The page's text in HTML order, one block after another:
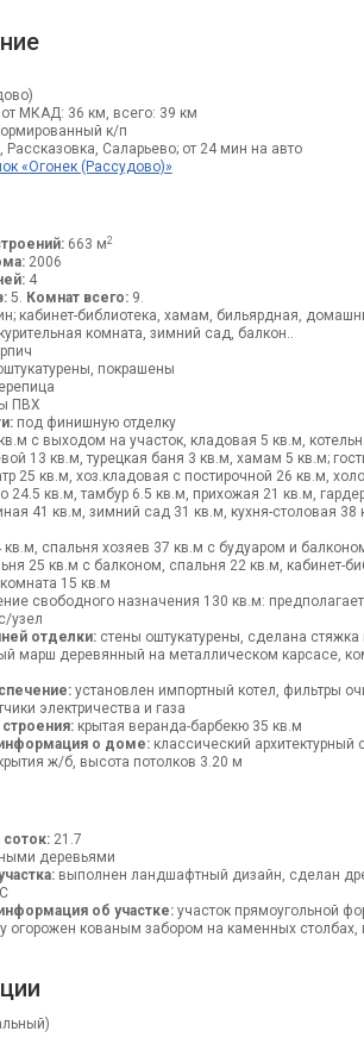
от МКАД: 36 км, всего: 39 км
к/п
Саларьево; от 24 мин на авто
«Огонек (Рассудово)»
663 м2
2006
4
5. Комнат всего:9.
кабинет-библиотека, хамам, бильярдная,
комната, зимний сад, балкон..
покрашены
ПВХ
под финишную отделку
с выходом на участок, кладовая 5 кв.м,
13 кв.м, турецкая баня 3 кв.м, хамам 5 кв.м;
25 кв.м, хоз.кладовая с постирочной 26 кв.м,
24.5 кв.м, тамбур 6.5 кв.м, прихожая 21 кв.м,
41 кв.м, зимний сад 31 кв.м, кухня-столовая 38
спальня хозяев 37 кв.м с будуаром и
25 кв.м с балконом, спальня 22 кв.м, кабинет-
15 кв.м
свободного назначения 130 кв.м:
узел
отделки:стены оштукатурены, сделана
марш деревянный на металлическом карсасе,
установлен импортный котел, фильтры
электричества и газа
крытая веранда-барбекю 35 кв.м
о доме:классический архитектурный
ж/б, высота потолков 3.20 м
соток:21.7
деревьями
выполнен ландшафтный дизайн, сделан
об участке:участок прямоугольной
огорожен кованым забором на каменных столбах,